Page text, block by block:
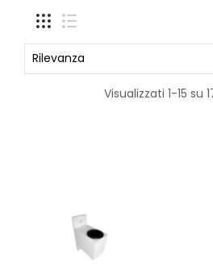
Rilevanza
Visualizzati 1-15 su